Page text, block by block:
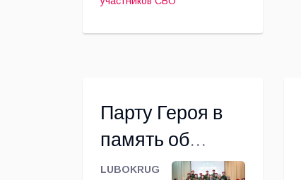
Вишневского
участие в ней
и сдать кровь
для
Парту Героя в
память об
участнике СВО
LUBOKRUG